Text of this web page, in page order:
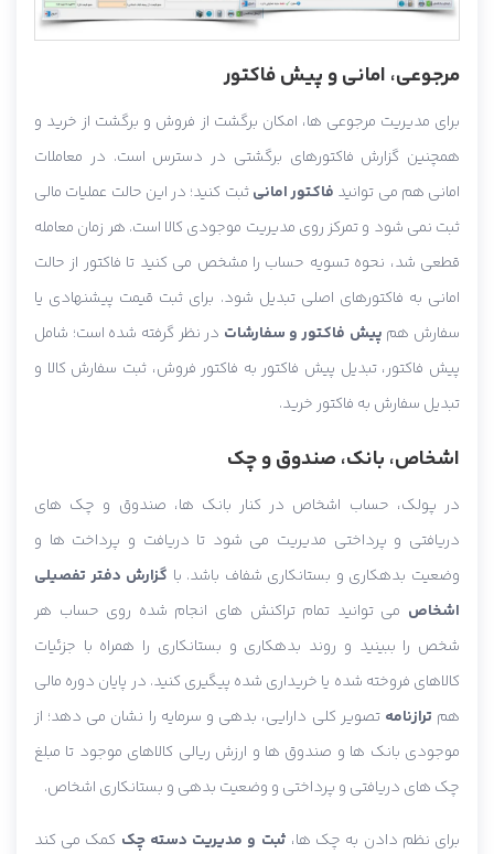
مرجوعی، امانی و پیش فاکتور
برای مدیریت مرجوعی ها، امکان برگشت از فروش و برگشت از خرید و
همچنین گزارش فاکتورهای برگشتی در دسترس است. در معاملات
امانی هم می توانید فاکتور امانیثبت کنید؛ در این حالت عملیات مالی
ثبت نمی شود و تمرکز روی مدیریت موجودی کالا است. هر زمان معامله
قطعی شد، نحوه تسویه حساب را مشخص می کنید تا فاکتور از حالت
امانی به فاکتورهای اصلی تبدیل شود. برای ثبت قیمت پیشنهادی یا
سفارش هم پیش فاکتور و سفارشات در نظر گرفته شده است؛ شامل
پیش فاکتور، تبدیل پیش فاکتور به فاکتور فروش، ثبت سفارش کالا و
تبدیل سفارش به فاکتور خرید.
اشخاص، بانک، صندوق و چک
در پولک، حساب اشخاص در کنار بانک ها، صندوق و چک های
دریافتی و پرداختی مدیریت می شود تا دریافت و پرداخت ها و
وضعیت بدهکاری و بستانکاری شفاف باشد. با گزارش دفتر تفصیلی
اشخاص می توانید تمام تراکنش های انجام شده روی حساب هر
شخص را ببینید و روند بدهکاری و بستانکاری را همراه با جزئیات
کالاهای فروخته شده یا خریداری شده پیگیری کنید. در پایان دوره مالی
هم ترازنامه تصویر کلی دارایی، بدهی و سرمایه را نشان می دهد؛ از
موجودی بانک ها و صندوق ها و ارزش ریالی کالاهای موجود تا مبلغ
چک های دریافتی و پرداختی و وضعیت بدهی و بستانکاری اشخاص.
برای نظم دادن به چک ها، ثبت و مدیریت دسته چک کمک می کند